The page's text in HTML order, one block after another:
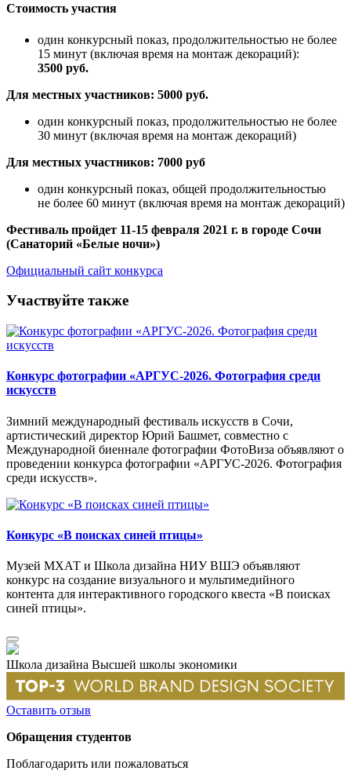
Стоимость участия
один конкурсный показ, продолжительностью не более
15 минут (включая время на монтаж декораций):
3500 руб.
Для местных участников: 5000 руб.
один конкурсный показ, продолжительностью не более
30 минут (включая время на монтаж декораций)
Для местных участников: 7000 руб
один конкурсный показ, общей продолжительностью
не более 60 минут (включая время на монтаж декораций)
Фестиваль пройдет 11-15 февраля 2021 г. в городе Сочи
(Санаторий «Белые ночи»)
Официальный сайт конкурса
Участвуйте также
Конкурс фотографии «АРГУС-2026. Фотография среди
искусств
Зимний международный фестиваль искусств в Сочи,
артистический директор Юрий Башмет, совместно с
Международной биеннале фотографии ФотоВиза объявляют о
проведении конкурса фотографии «АРГУС-2026. Фотография
среди искусств».
Конкурс «В поисках синей птицы»
Музей МХАТ и Школа дизайна НИУ ВШЭ объявляют
конкурс на создание визуального и мультимедийного
контента для интерактивного городского квеста «В поисках
синей птицы».
Школа дизайна Высшей школы экономики
Оставить отзыв
Обращения студентов
Поблагодарить или пожаловаться